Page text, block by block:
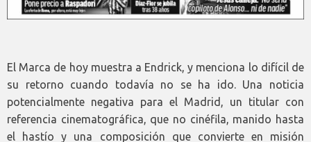
El Marca de hoy muestra a Endrick, y menciona lo difícil de
su retorno cuando todavía no se ha ido. Una noticia
potencialmente negativa para el Madrid, un titular con
referencia cinematográfica, que no cinéfila, manido hasta
el hastío y una composición que convierte en misión